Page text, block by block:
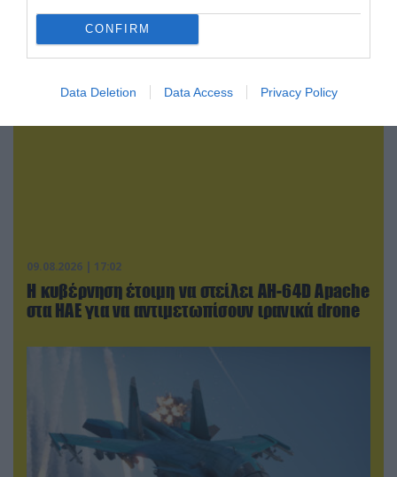
CONFIRM
Data Deletion Data Access Privacy Policy
Χαμενεΐ
09.08.2026 | 17:02
Η κυβέρνηση έτοιμη να στείλει AH-64D Apache
στα ΗΑΕ για να αντιμετωπίσουν ιρανικά drone